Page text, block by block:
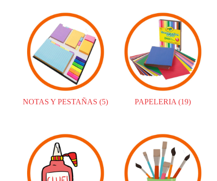
NOTAS Y PESTAÑAS (5) PAPELERIA(19)